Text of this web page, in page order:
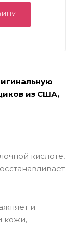
из США,
кислоте,
и
кожи,